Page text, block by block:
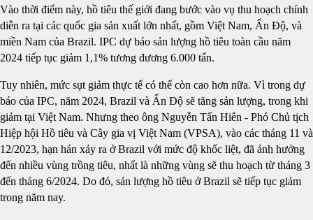
Vào thời điểm này, hồ tiêu thế giới đang bước vào vụ thu hoạch chính
diễn ra tại các quốc gia sản xuất lớn nhất, gồm Việt Nam, Ấn Độ, và
miền Nam của Brazil. IPC dự báo sản lượng hồ tiêu toàn cầu năm
2024 tiếp tục giảm 1,1% tương đương 6.000 tấn.
Tuy nhiên, mức sụt giảm thực tế có thể còn cao hơn nữa. Vì trong dự
báo của IPC, năm 2024, Brazil và Ấn Độ sẽ tăng sản lượng, trong khi
giảm tại Việt Nam. Nhưng theo ông Nguyễn Tấn Hiên - Phó Chủ tịch
Hiệp hội Hồ tiêu và Cây gia vị Việt Nam (VPSA), vào các tháng 11 và
12/2023, hạn hán xảy ra ở Brazil với mức độ khốc liệt, đã ảnh hưởng
đến nhiều vùng trồng tiêu, nhất là những vùng sẽ thu hoạch từ tháng 3
đến tháng 6/2024. Do đó, sản lượng hồ tiêu ở Brazil sẽ tiếp tục giảm
trong năm nay.